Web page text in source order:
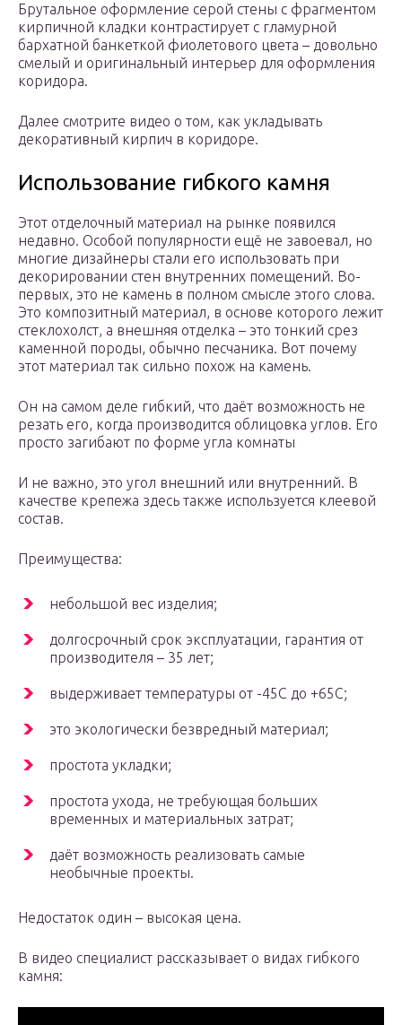
Брутальное оформление серой стены с фрагментом
кирпичной кладки контрастирует с гламурной
бархатной банкеткой фиолетового цвета – довольно
смелый и оригинальный интерьер для оформления
коридора.
Далее смотрите видео о том, как укладывать
декоративный кирпич в коридоре.
Использование гибкого камня
Этот отделочный материал на рынке появился
недавно. Особой популярности ещё не завоевал, но
многие дизайнеры стали его использовать при
декорировании стен внутренних помещений. Во-
первых, это не камень в полном смысле этого слова.
Это композитный материал, в основе которого лежит
стеклохолст, а внешняя отделка – это тонкий срез
каменной породы, обычно песчаника. Вот почему
этот материал так сильно похож на камень.
Он на самом деле гибкий, что даёт возможность не
резать его, когда производится облицовка углов. Его
просто загибают по форме угла комнаты
И не важно, это угол внешний или внутренний. В
качестве крепежа здесь также используется клеевой
состав.
Преимущества:
небольшой вес изделия;
долгосрочный срок эксплуатации, гарантия от
производителя – 35 лет;
выдерживает температуры от -45С до +65С;
это экологически безвредный материал;
простота укладки;
простота ухода, не требующая больших
временных и материальных затрат;
даёт возможность реализовать самые
необычные проекты.
Недостаток один – высокая цена.
В видео специалист рассказывает о видах гибкого
камня: